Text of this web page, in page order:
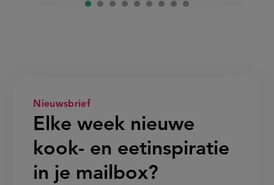
Nieuwsbrief
Elke week nieuwe
kook- en eetinspiratie
in je mailbox?